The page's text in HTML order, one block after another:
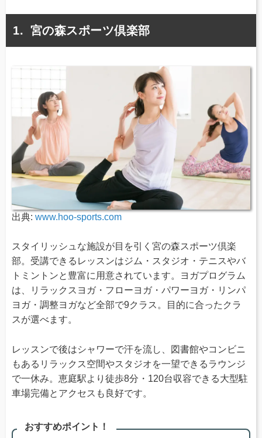
宮の森スポーツ倶楽部
出典: www.hoo-sports.com
スタイリッシュな施設が目を引く宮の森スポーツ倶楽
部。受講できるレッスンはジム・スタジオ・テニスやバ
トミントンと豊富に用意されています。ヨガプログラム
は、リラックスヨガ・フローヨガ・パワーヨガ・リンパ
ヨガ・調整ヨガなど全部で9クラス。目的に合ったクラ
スが選べます。
レッスンで後はシャワーで汗を流し、図書館やコンビニ
もあるリラックス空間やスタジオを一望できるラウンジ
で一休み。恵庭駅より徒歩8分・120台収容できる大型駐
車場完備とアクセスも良好です。
おすすめポイント！